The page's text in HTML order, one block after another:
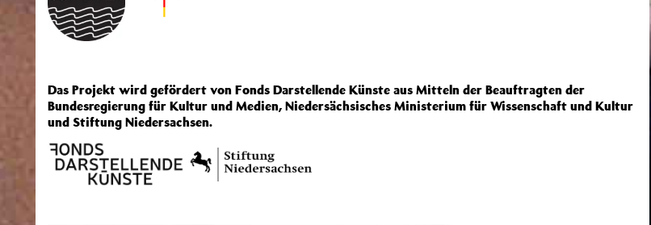
Das Projekt wird gefördert von Fonds Darstellende Künste aus Mitteln der Beauftragten der
Bundesregierung für Kultur und Medien, Niedersächsisches Ministerium für Wissenschaft und Kultur
und Stiftung Niedersachsen.